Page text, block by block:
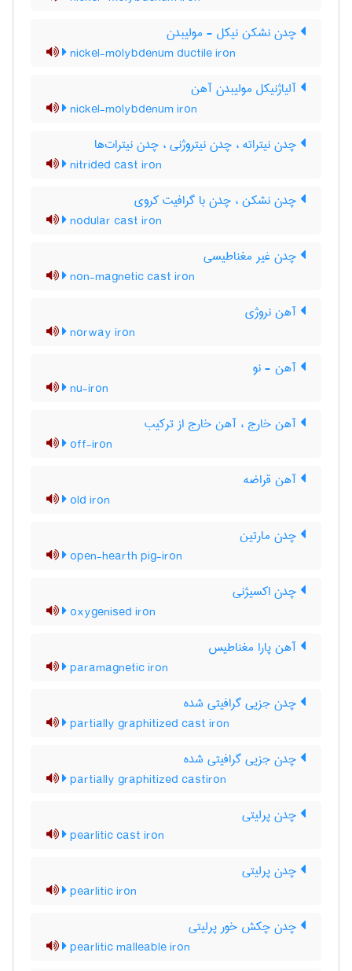
چدن نشکن نیکل - مولیبدن
nickel-molybdenum ductile iron
آلیاژنیکل مولیبدن آهن
nickel-molybdenum iron
چدن نیتراته ، چدن نیتروژنی ، چدن نیترات‌ها
nitrided cast iron
چدن نشکن ، چدن با گرافیت کروی
nodular cast iron
چدن غیر مغناطیسی
non-magnetic cast iron
آهن نروژی
norway iron
آهن - نو
nu-iron
آهن خارج ، آهن خارج از ترکیب
off-iron
آهن قراضه
old iron
چدن مارتین
open-hearth pig-iron
چدن اکسیژنی
oxygenised iron
آهن پارا مغناطیس
paramagnetic iron
چدن جزیی گرافیتی شده
partially graphitized cast iron
چدن جزیی گرافیتی شده
partially graphitized castiron
چدن پرلیتی
pearlitic cast iron
چدن پرلیتی
pearlitic iron
چدن چکش خور پرلیتی
pearlitic malleable iron